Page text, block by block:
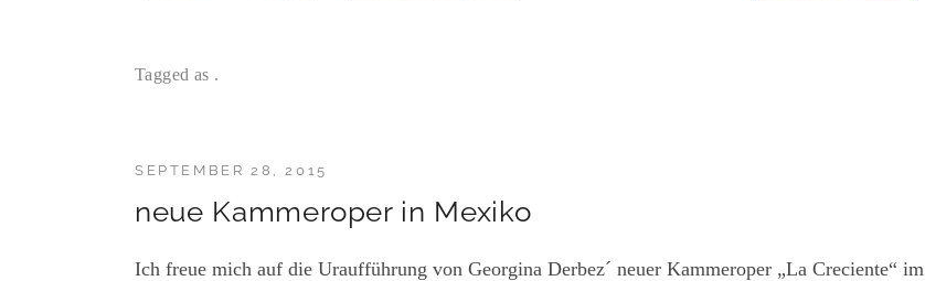
Tagged as .
neue Kammeroper in Mexiko
SEPTEMBER 28, 2015
Ich freue mich auf die Uraufführung von Georgina Derbez´ neuer Kammeroper „La Creciente“ im